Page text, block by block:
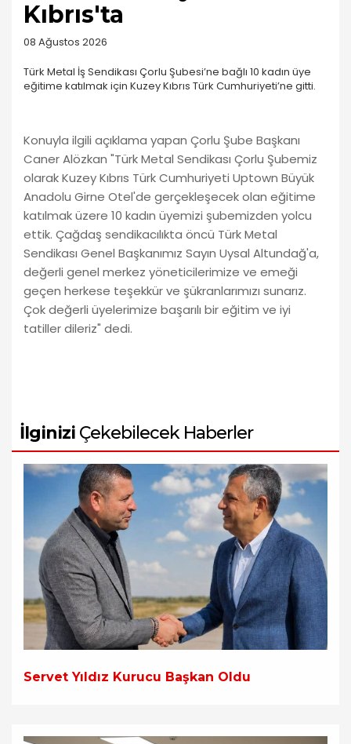
Kıbrıs'ta
08 Ağustos 2026
Türk Metal İş Sendikası Çorlu Şubesi’ne bağlı 10 kadın üye
eğitime katılmak için Kuzey Kıbrıs Türk Cumhuriyeti’ne gitti.
Konuyla ilgili açıklama yapan Çorlu Şube Başkanı
Caner Alözkan "Türk Metal Sendikası Çorlu Şubemiz
olarak Kuzey Kıbrıs Türk Cumhuriyeti Uptown Büyük
Anadolu Girne Otel'de gerçekleşecek olan eğitime
katılmak üzere 10 kadın üyemizi şubemizden yolcu
ettik. Çağdaş sendikacılıkta öncü Türk Metal
Sendikası Genel Başkanımız Sayın Uysal Altundağ'a,
değerli genel merkez yöneticilerimize ve emeği
geçen herkese teşekkür ve şükranlarımızı sunarız.
Çok değerli üyelerimize başarılı bir eğitim ve iyi
tatiller dileriz" dedi.
İlginizi Çekebilecek Haberler
Servet Yıldız Kurucu Başkan Oldu